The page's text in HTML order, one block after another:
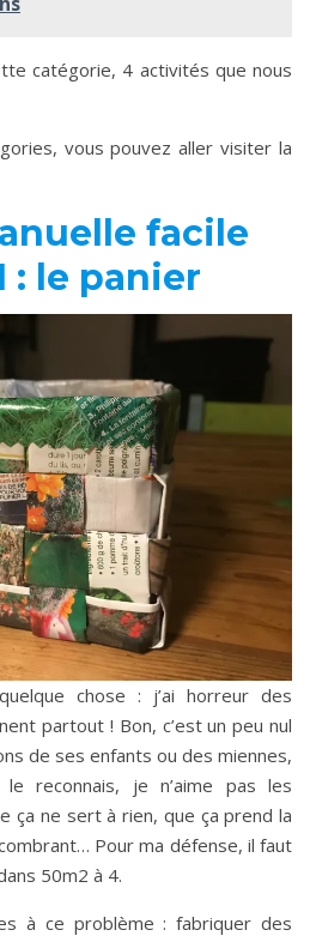
catégorie, 4 activités que nous
vous pouvez aller visiter la
facile
: le panier
chose : j’ai horreur des
partout ! Bon, c’est un peu nul
de ses enfants ou des miennes,
reconnais, je n’aime pas les
ça ne sert à rien, que ça prend la
Pour ma défense, il faut
50m2 à 4.
à ce problème : fabriquer des